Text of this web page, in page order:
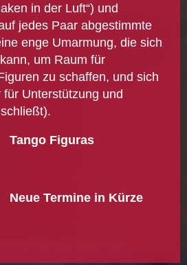
in der Luft“) und
jedes Paar abgestimmte
enge Umarmung, die sich
um Raum für
zu schaffen, und sich
Unterstützung und
Tango Figuras
Neue Termine in Kürze